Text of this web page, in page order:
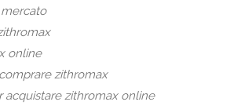
online
zithromax
acquistare zithromax online